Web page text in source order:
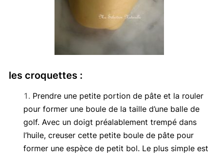
les croquettes :
Prendre une petite portion de pâte et la rouler
pour former une boule de la taille d’une balle de
golf. Avec un doigt préalablement trempé dans
l’huile, creuser cette petite boule de pâte pour
former une espèce de petit bol. Le plus simple est